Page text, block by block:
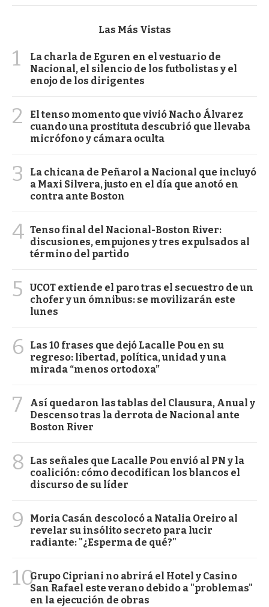
Las Más Vistas
1
La charla de Eguren en el vestuario de
Nacional, el silencio de los futbolistas y el
enojo de los dirigentes
2
El tenso momento que vivió Nacho Álvarez
cuando una prostituta descubrió que llevaba
micrófono y cámara oculta
3
La chicana de Peñarol a Nacional que incluyó
a Maxi Silvera, justo en el día que anotó en
contra ante Boston
4 Tenso final del Nacional-Boston River:
discusiones, empujones y tres expulsados al
término del partido
5
UCOT extiende el paro tras el secuestro de un
chofer y un ómnibus: se movilizarán este
lunes
6
Las 10 frases que dejó Lacalle Pou en su
regreso: libertad, política, unidad y una
mirada “menos ortodoxa”
7
Así quedaron las tablas del Clausura, Anual y
Descenso tras la derrota de Nacional ante
Boston River
8
Las señales que Lacalle Pou envió al PN y la
coalición: cómo decodifican los blancos el
discurso de su líder
9
Moria Casán descolocó a Natalia Oreiro al
revelar su insólito secreto para lucir
radiante: "¿Esperma de qué?"
10Grupo Cipriani no abrirá el Hotel y Casino
San Rafael este verano debido a "problemas"
en la ejecución de obras